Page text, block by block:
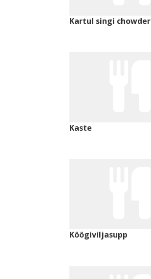
Kartul singi chowder
Kaste
Köögiviljasupp